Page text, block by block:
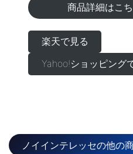
商品詳細はこ
楽天で見る
Yahoo!ショッピング
ノイインテレッセの他の